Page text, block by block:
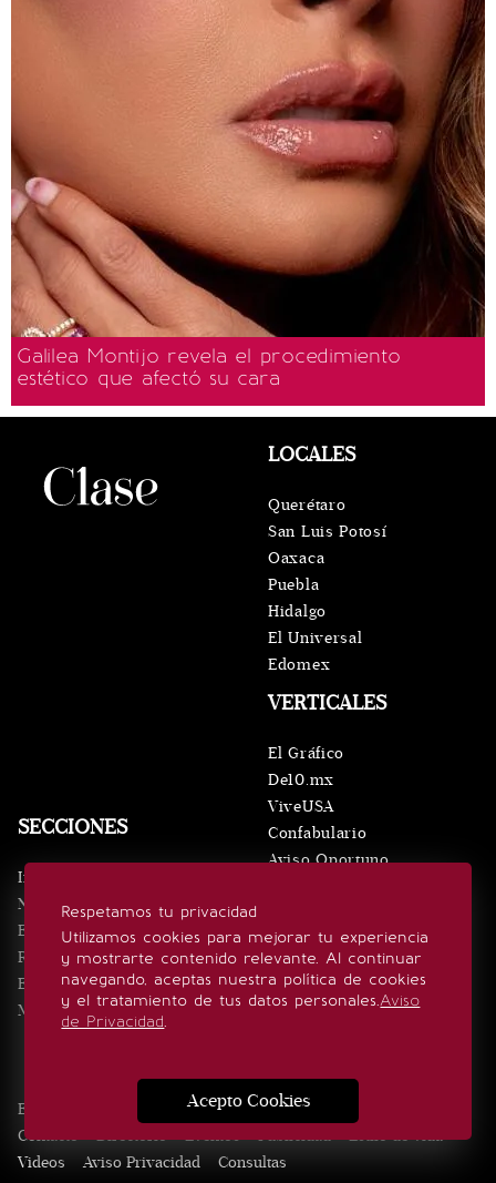
Galilea Montijo revela el procedimiento
estético que afectó su cara
Respetamos tu privacidad
Utilizamos cookies para mejorar tu experiencia
y mostrarte contenido relevante. Al continuar
navegando, aceptas nuestra política de cookies
y el tratamiento de tus datos personales.Aviso
de Privacidad.
Acepto Cookies
SECCIONES
Inicio
Noticias
Eventos
Realeza
Estilo de vida
Minuto x Minuto
VERTICALES
El Gráfico
De10.mx
ViveUSA
Confabulario
Aviso Oportuno
LOCALES
Querétaro
San Luis Potosí
Oaxaca
Puebla
Hidalgo
El Universal
Edomex
SÍGUENOS
Edición Impresa Noticias Quiénes somos
Contacto
Directorio Eventos Publicidad
Estilo de vida
Videos
Aviso Privacidad Consultas